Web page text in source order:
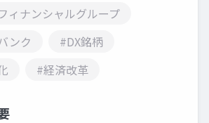
ィナンシャルグループ
ンク
#DX銘柄
#経済改革